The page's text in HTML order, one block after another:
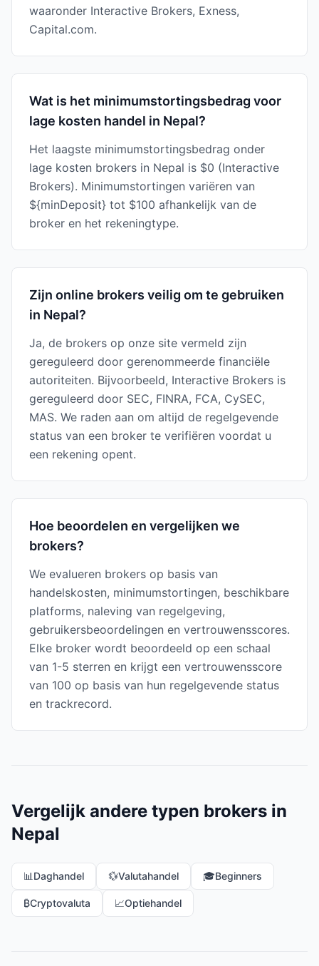
waaronder Interactive Brokers, Exness,
Capital.com.
Wat is het minimumstortingsbedrag voor
lage kosten handel in Nepal?
Het laagste minimumstortingsbedrag onder
lage kosten brokers in Nepal is $0 (Interactive
Brokers). Minimumstortingen variëren van
${minDeposit} tot $100 afhankelijk van de
broker en het rekeningtype.
Zijn online brokers veilig om te gebruiken
in Nepal?
Ja, de brokers op onze site vermeld zijn
gereguleerd door gerenommeerde financiële
autoriteiten. Bijvoorbeeld, Interactive Brokers is
gereguleerd door SEC, FINRA, FCA, CySEC,
MAS. We raden aan om altijd de regelgevende
status van een broker te verifiëren voordat u
een rekening opent.
Hoe beoordelen en vergelijken we
brokers?
We evalueren brokers op basis van
handelskosten, minimumstortingen, beschikbare
platforms, naleving van regelgeving,
gebruikersbeoordelingen en vertrouwensscores.
Elke broker wordt beoordeeld op een schaal
van 1-5 sterren en krijgt een vertrouwensscore
van 100 op basis van hun regelgevende status
en trackrecord.
Vergelijk andere typen brokers in
Nepal
📊 Daghandel 💱Valutahandel 🎓Beginners
₿Cryptovaluta 📈Optiehandel